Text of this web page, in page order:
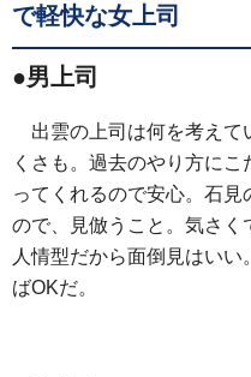
で軽快な女上司
●男上司
出雲の上司は何を考えて
くさも。過去のやり方に
ってくれるので安心。石
ので、見倣うこと。気さく
人情型だから面倒見はい
ばOKだ。